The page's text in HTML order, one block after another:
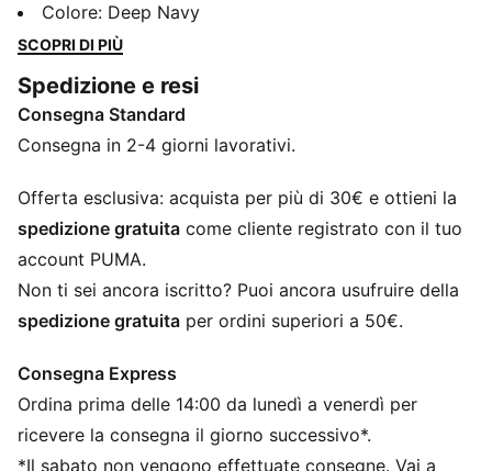
alle prestazioni, tasca sul petto termosaldata ed
elasticizzato in 4 direzioni traspirante che ti mantiene
un tocco di classe.
CARATTERISTICHE + VANTAGGI
dryCELL: tecnologia ad alte prestazioni progettata per
durante l’esercizio fisico
CLOUDSPUN: tessuto ad alte prestazioni in misto
poliestere/spandex sottoposto a una speciale
prestazionali e regala al tatto l’estrema morbidezza di
un tessuto in cotone
DETTAGLI
Vestibilità regolare
Materiale principale 2: Intreccio
Lunghezza regolare
Colore: Deep Navy
SCOPRI DI PIÙ
Spedizione e resi
Consegna Standard
Consegna in 2-4 giorni lavorativi.
Offerta esclusiva: acquista per più di 30€ e ottieni la
spedizione gratuita come cliente registrato con il tuo
account PUMA.
Non ti sei ancora iscritto? Puoi ancora usufruire della
spedizione gratuita per ordini superiori a 50€.
Consegna Express
Ordina prima delle 14:00 da lunedì a venerdì per
ricevere la consegna il giorno successivo*.
*Il sabato non vengono effettuate consegne. Vai a